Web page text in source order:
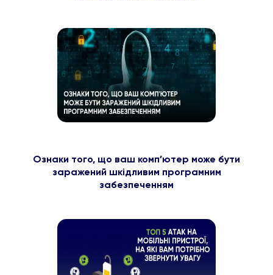
Ознаки того, що ваш комп’ютер може бути
заражений шкідливим програмним
забезпеченням